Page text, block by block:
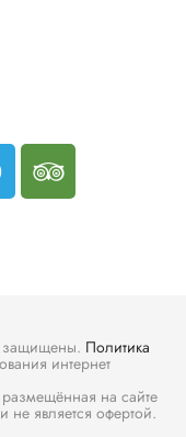
защищены. Политика
интернет
на сайте
не является офертой.